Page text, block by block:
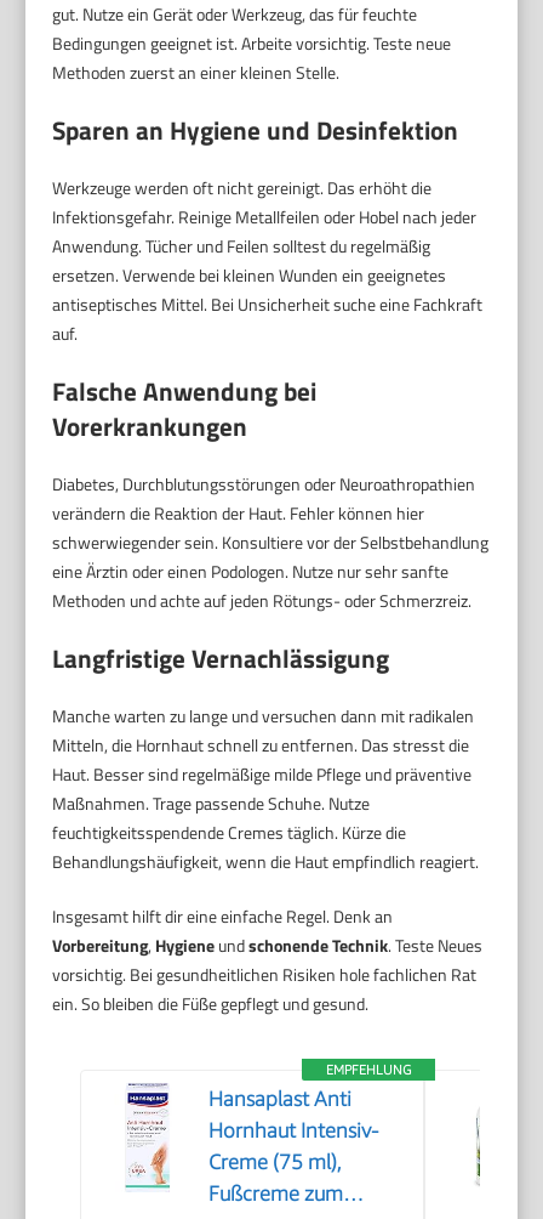
gut. Nutze ein Gerät oder Werkzeug, das für feuchte
Bedingungen geeignet ist. Arbeite vorsichtig. Teste neue
Methoden zuerst an einer kleinen Stelle.
Sparen an Hygiene und Desinfektion
Werkzeuge werden oft nicht gereinigt. Das erhöht die
Infektionsgefahr. Reinige Metallfeilen oder Hobel nach jeder
Anwendung. Tücher und Feilen solltest du regelmäßig
ersetzen. Verwende bei kleinen Wunden ein geeignetes
antiseptisches Mittel. Bei Unsicherheit suche eine Fachkraft
auf.
Falsche Anwendung bei
Vorerkrankungen
Diabetes, Durchblutungsstörungen oder Neuroathropathien
verändern die Reaktion der Haut. Fehler können hier
schwerwiegender sein. Konsultiere vor der Selbstbehandlung
eine Ärztin oder einen Podologen. Nutze nur sehr sanfte
Methoden und achte auf jeden Rötungs- oder Schmerzreiz.
Langfristige Vernachlässigung
Manche warten zu lange und versuchen dann mit radikalen
Mitteln, die Hornhaut schnell zu entfernen. Das stresst die
Haut. Besser sind regelmäßige milde Pflege und präventive
Maßnahmen. Trage passende Schuhe. Nutze
feuchtigkeitsspendende Cremes täglich. Kürze die
Behandlungshäufigkeit, wenn die Haut empfindlich reagiert.
Insgesamt hilft dir eine einfache Regel. Denk an
Vorbereitung, Hygieneundschonende Technik. Teste Neues
vorsichtig. Bei gesundheitlichen Risiken hole fachlichen Rat
ein. So bleiben die Füße gepflegt und gesund.
EMPFEHLUNG
Hansaplast Anti
Hornhaut Intensiv-
Creme (75 ml),
Fußcreme zum